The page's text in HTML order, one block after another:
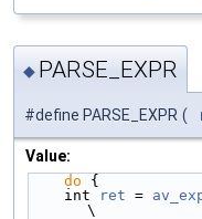
◆ PARSE_EXPR
#define PARSE_EXPR (
Value:
do {
    int
ret =
\